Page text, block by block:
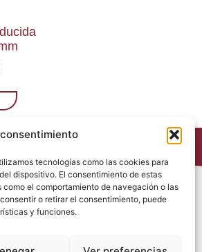
tecnologías como las cookies para
dispositivo. El consentimiento de estas
el comportamiento de navegación o las
o retirar el consentimiento, puede
y funciones.